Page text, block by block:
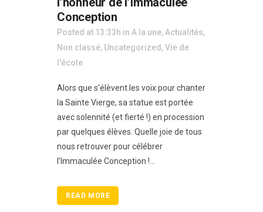
Conception
Posted at 13:33h in A la une, Actualités,
Non classé, Uncategorized,Vie de
l'école
Alors que s’élèvent les voix pour chanter
la Sainte Vierge, sa statue est portée
avec solennité (et fierté !) en procession
par quelques élèves. Quelle joie de tous
nous retrouver pour célébrer
l’Immaculée Conception !...
READ MORE